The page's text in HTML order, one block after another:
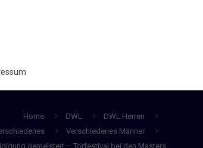
Home DWL
DWL Herren
Verschiedenes Männer
gemeistert – Torfestival bei den Masters